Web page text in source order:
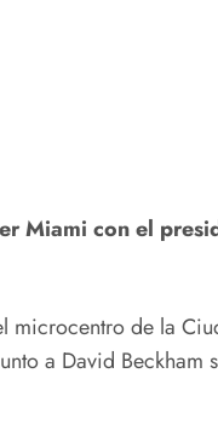
Miami con el
microcentro de la
a David Beckham